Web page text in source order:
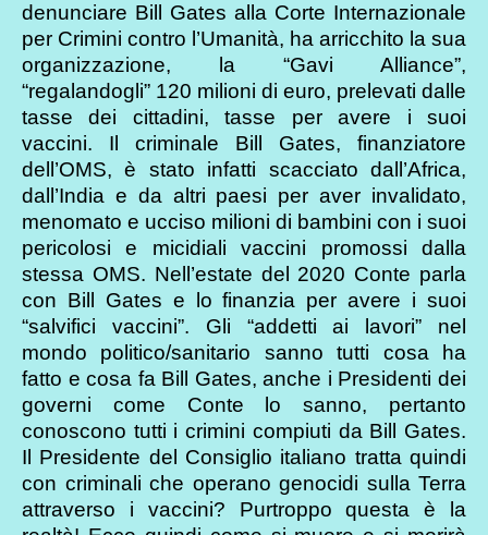
denunciare Bill Gates alla Corte Internazionale
per Crimini contro l’Umanità, ha arricchito la sua
organizzazione, la “Gavi Alliance”,
“regalandogli” 120 milioni di euro, prelevati dalle
tasse dei cittadini, tasse per avere i suoi
vaccini. Il criminale Bill Gates, finanziatore
dell’OMS, è stato infatti scacciato dall’Africa,
dall’India e da altri paesi per aver invalidato,
menomato e ucciso milioni di bambini con i suoi
pericolosi e micidiali vaccini promossi dalla
stessa OMS. Nell’estate del 2020 Conte parla
con Bill Gates e lo finanzia per avere i suoi
“salvifici vaccini”. Gli “addetti ai lavori” nel
mondo politico/sanitario sanno tutti cosa ha
fatto e cosa fa Bill Gates, anche i Presidenti dei
governi come Conte lo sanno, pertanto
conoscono tutti i crimini compiuti da Bill Gates.
Il Presidente del Consiglio italiano tratta quindi
con criminali che operano genocidi sulla Terra
attraverso i vaccini? Purtroppo questa è la